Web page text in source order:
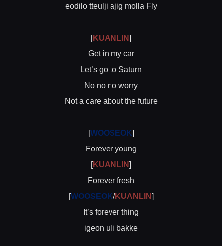
eodilo tteulji ajig molla Fly
[KUANLIN]
Get in my car
Let’s go to Saturn
No no no worry
Not a care about the future
[WOOSEOK]
Forever young
[KUANLIN]
Forever fresh
[WOOSEOK/KUANLIN]
It’s forever thing
igeon uli bakke